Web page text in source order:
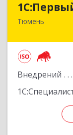
Тюмень
Внедрений
625000,